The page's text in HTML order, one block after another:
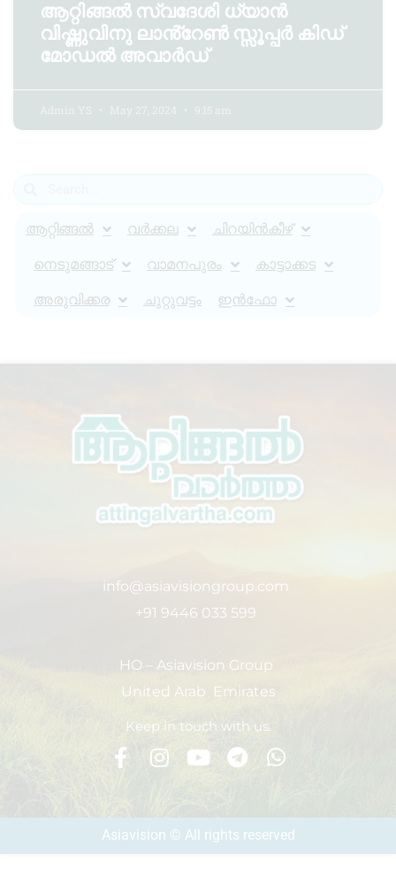
ആറ്റിങ്ങൽ സ്വദേശി ധ്യാൻ
വിഷ്ണുവിനു ലാൻ്റേൺ സ്സൂപ്പർ കിഡ്
മോഡൽ അവാർഡ്
Admin YS May 27, 2024 9:15 am
ആറ്റിങ്ങൽ വർക്കല ചിറയിൻകീഴ്
നെടുമങ്ങാട് വാമനപുരം കാട്ടാക്കട
അരുവിക്കര ചുറ്റുവട്ടം ഇൻഫോ
info@asiavisiongroup.com
+91 9446 033 599
HO – Asiavision Group
United Arab Emirates
Keep in touch with us.
Asiavision © All rights reserved